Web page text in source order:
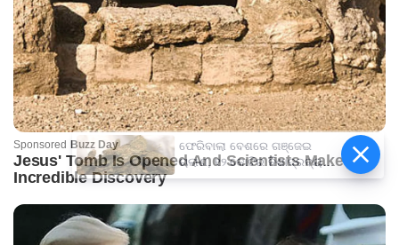
ଫେରିବାଲା ବେଶରେ ଗଞ୍ଜେଇ
ଚାଲାଣ, ୧୨ କୋଟିର ନିଶାଦ୍ରବ୍ୟ
ଜବତ